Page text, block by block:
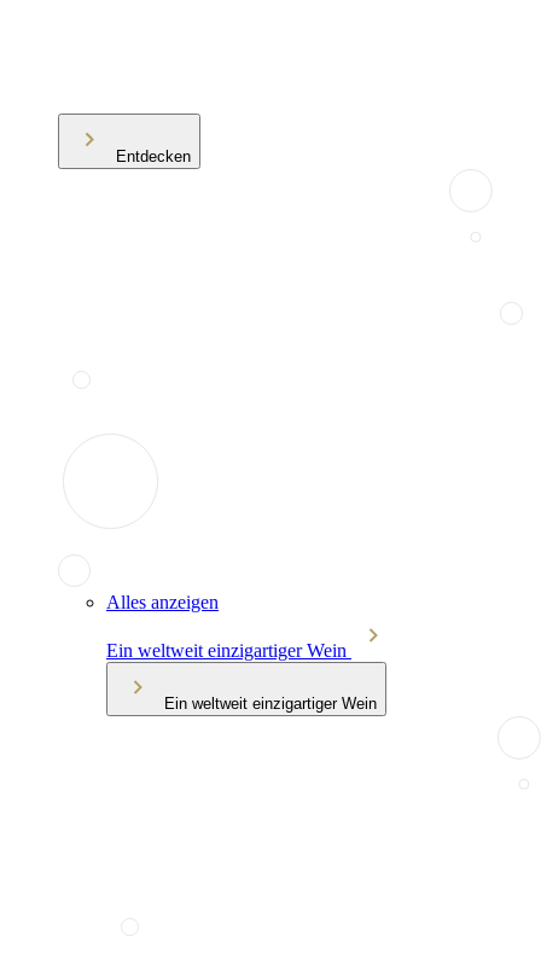
Entdecken
Alles anzeigen
Ein weltweit einzigartiger Wein
Ein weltweit einzigartiger Wein